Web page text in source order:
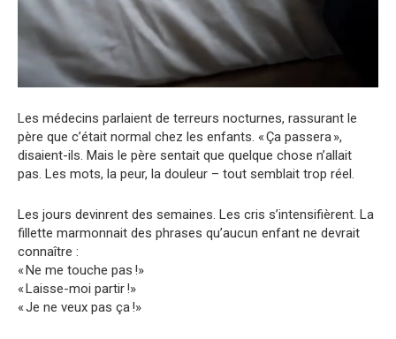
Les médecins parlaient de terreurs nocturnes, rassurant le
père que c’était normal chez les enfants. « Ça passera »,
disaient-ils. Mais le père sentait que quelque chose n’allait
pas. Les mots, la peur, la douleur – tout semblait trop réel.
Les jours devinrent des semaines. Les cris s’intensifièrent. La
fillette marmonnait des phrases qu’aucun enfant ne devrait
connaître :
« Ne me touche pas !»
« Laisse-moi partir !»
« Je ne veux pas ça !»